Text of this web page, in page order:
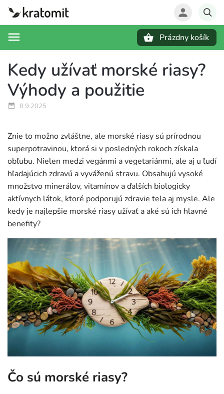
Prázdny košík
Kedy užívať morské riasy?
Výhody a použitie
8.9.2025
Znie to možno zvláštne, ale morské riasy sú prírodnou
superpotravinou, ktorá si v posledných rokoch získala
obľubu. Nielen medzi vegánmi a vegetariánmi, ale aj u ľudí
hľadajúcich zdravú a vyváženú stravu. Obsahujú vysoké
množstvo minerálov, vitamínov a ďalších biologicky
aktívnych látok, ktoré podporujú zdravie tela aj mysle. Ale
kedy je najlepšie morské riasy užívať a aké sú ich hlavné
benefity?
Čo sú morské riasy?